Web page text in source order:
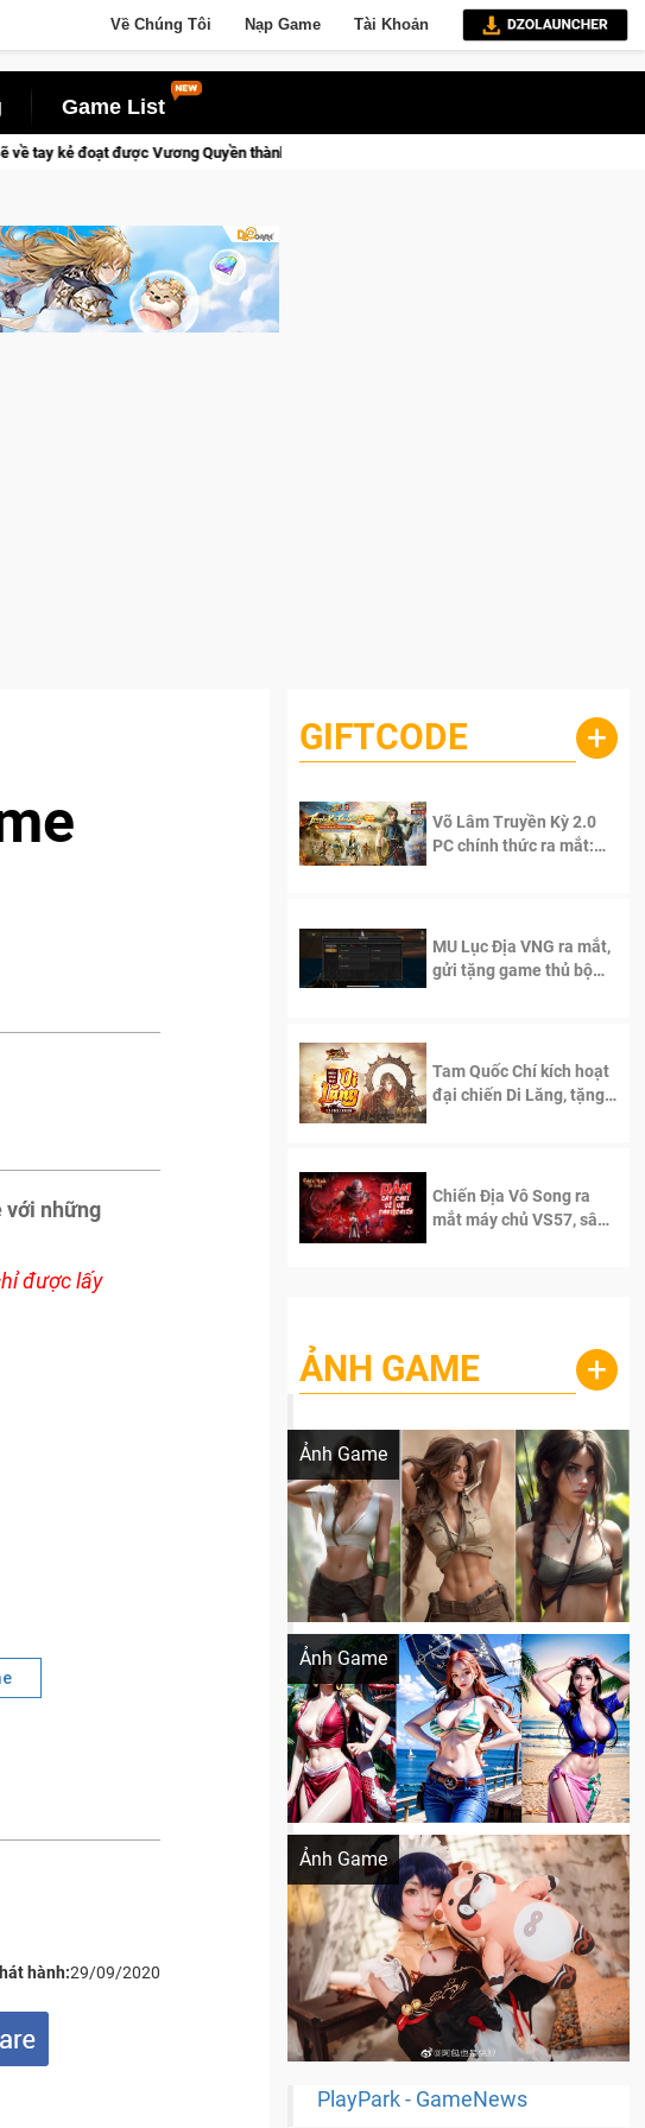
Về Chúng Tôi Nạp Game Tài Khoản
Game List
Quyền thành Kent sắp tới!
với những
được lấy
hành:29/09/2020
GIFTCODE +
Võ Lâm Truyền Kỳ 2.0
PC chính thức ra mắt:
MU Lục Địa VNG ra mắt,
gửi tặng game thủ bộ
Tam Quốc Chí kích hoạt
đại chiến Di Lăng, tặng
Chiến Địa Vô Song ra
mắt máy chủ VS57, sân
ẢNH GAME +
Ảnh Game
Lala Croft vừa nóng vừa xinh dưới nét vẽ
Ảnh Game
Khi AI Cosplay gái đẹp One Piece
Ảnh Game
Cosplay Xiangling siêu cute
PlayPark - GameNews